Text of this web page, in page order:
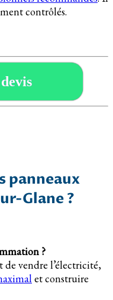
contrôlés.
panneaux
Glane ?
?
vendre l’électricité,
et construire